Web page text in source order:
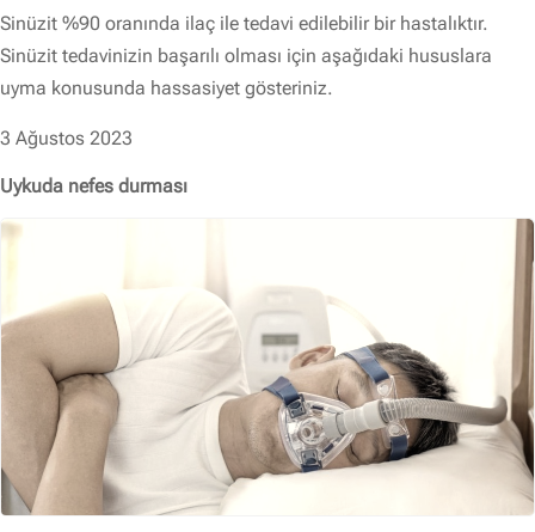
Sinüzit %90 oranında ilaç ile tedavi edilebilir bir hastalıktır.
Sinüzit tedavinizin başarılı olması için aşağıdaki hususlara
uyma konusunda hassasiyet gösteriniz.
3 Ağustos 2023
Uykuda nefes durması